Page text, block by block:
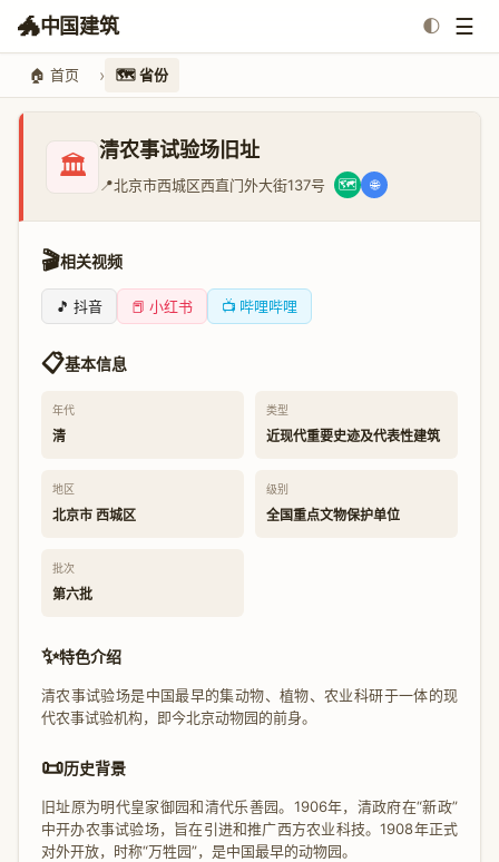
🐲中国建筑 🌓 ☰
🏠 首页 🗺️ 省份
🏛️ 清农事试验场旧址
📍北京市西城区西直门外大街137号 🗺️ 🌐
🎬相关视频
🎵 抖音 📕 小红书 📺 哔哩哔哩
📋基本信息
年代
清
类型
近现代重要史迹及代表性建筑
地区
北京市 西城区
级别
全国重点文物保护单位
批次
第六批
✨特色介绍
清农事试验场是中国最早的集动物、植物、农业科研于一体的现
代农事试验机构，即今北京动物园的前身。
📜历史背景
旧址原为明代皇家御园和清代乐善园。1906年，清政府在“新政”
中开办农事试验场，旨在引进和推广西方农业科技。1908年正式
对外开放，时称“万牲园”，是中国最早的动物园。